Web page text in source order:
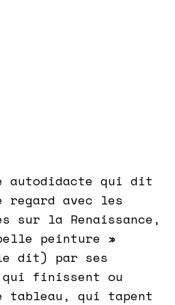
autodidacte qui dit
regard avec les
sur la Renaissance,
peinture »
dit) par ses
finissent ou
tableau, qui tapent